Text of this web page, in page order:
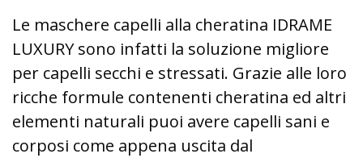
Le maschere capelli alla cheratina IDRAME
LUXURY sono infatti la soluzione migliore
per capelli secchi e stressati. Grazie alle loro
ricche formule contenenti cheratina ed altri
elementi naturali puoi avere capelli sani e
corposi come appena uscita dal